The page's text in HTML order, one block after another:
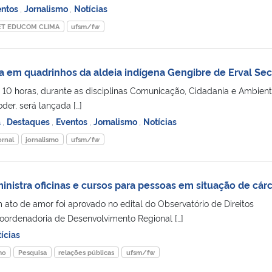
Jornalismo Notícias
EDUCOM CLIMA ufsm/fw
em quadrinhos da aldeia indígena Gengibre de Erval
horas, durante as disciplinas Comunicação, Cidadania e
será lançada […]
Destaques Eventos Jornalismo Notícias
jornalismo ufsm/fw
oficinas e cursos para pessoas em situação de
ato de amor foi aprovado no edital do Observatório de Direitos
de Desenvolvimento Regional […]
Pesquisa relações públicas ufsm/fw